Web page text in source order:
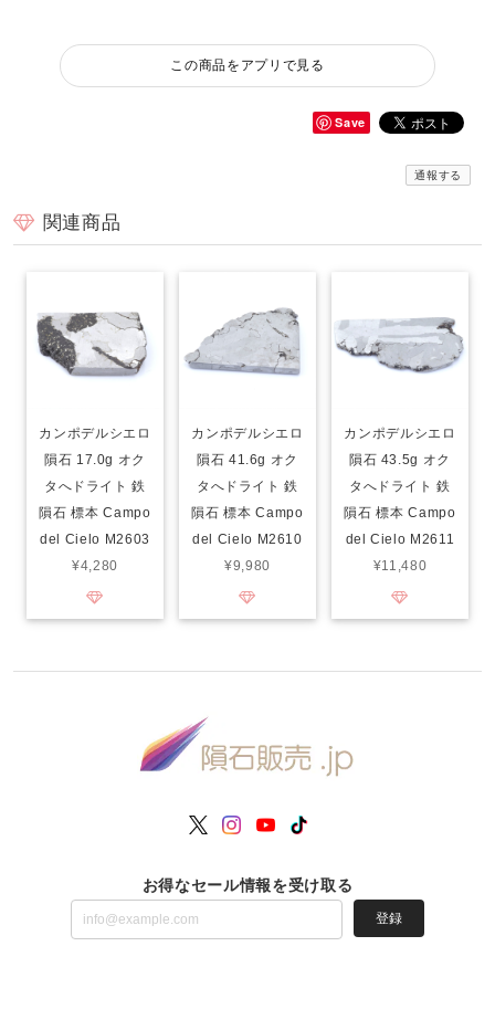
この商品をアプリで見る
Save
通報する
関連商品
カンポデルシエロ
隕石 17.0g オク
タへドライト 鉄
隕石 標本 Campo
del Cielo M2603
¥4,280
カンポデルシエロ
隕石 41.6g オク
タへドライト 鉄
隕石 標本 Campo
del Cielo M2610
¥9,980
カンポデルシエロ
隕石 43.5g オク
タへドライト 鉄
隕石 標本 Campo
del Cielo M2611
¥11,480
お得なセール情報を受け取る
登録